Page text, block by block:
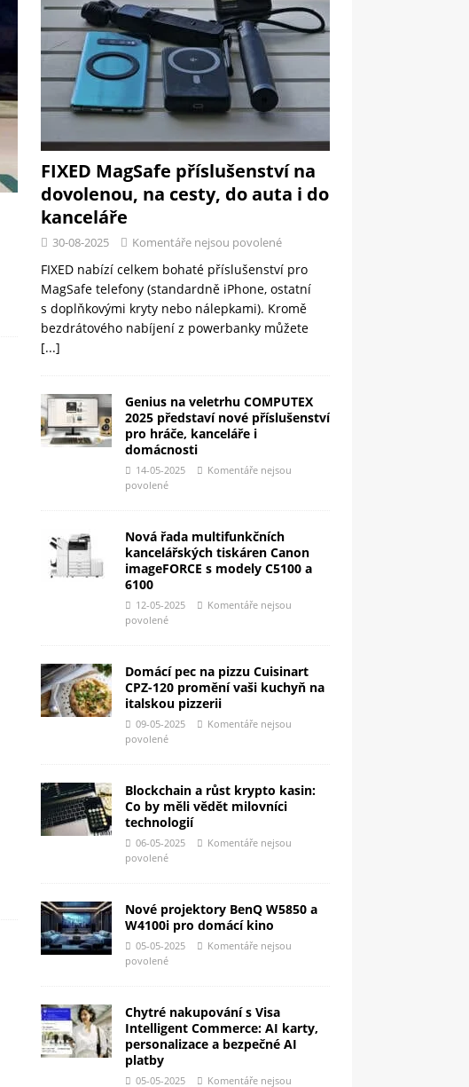
FIXED MagSafe příslušenství na
dovolenou, na cesty, do auta i do
kanceláře
30-08-2025 Komentáře nejsou povolené
FIXED nabízí celkem bohaté příslušenství pro
MagSafe telefony (standardně iPhone, ostatní
s doplňkovými kryty nebo nálepkami). Kromě
bezdrátového nabíjení z powerbanky můžete
[...]
Genius na veletrhu COMPUTEX
2025 představí nové příslušenství
pro hráče, kanceláře i
domácnosti
14-05-2025
Komentáře nejsou
povolené
Nová řada multifunkčních
kancelářských tiskáren Canon
imageFORCE s modely C5100 a
6100
12-05-2025
Komentáře nejsou
povolené
Domácí pec na pizzu Cuisinart
CPZ-120 promění vaši kuchyň na
italskou pizzerii
09-05-2025
Komentáře nejsou
povolené
Blockchain a růst krypto kasin:
Co by měli vědět milovníci
technologií
06-05-2025
Komentáře nejsou
povolené
Nové projektory BenQ W5850 a
W4100i pro domácí kino
05-05-2025
Komentáře nejsou
povolené
Chytré nakupování s Visa
Intelligent Commerce: AI karty,
personalizace a bezpečné AI
platby
05-05-2025 Komentáře nejsou